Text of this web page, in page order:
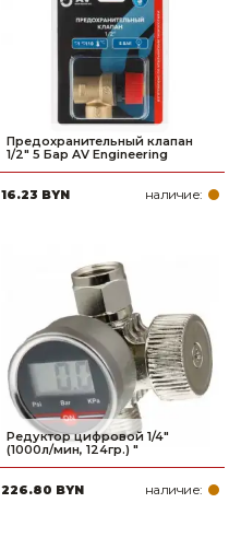
Предохранительный клапан
1/2" 5 Бар AV Engineering
16.23 BYN наличие:
Редуктор цифровой 1/4"
(1000л/мин, 124гр.) "
226.80 BYN наличие: